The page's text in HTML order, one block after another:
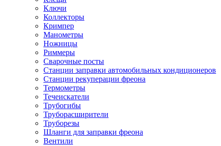
Ключи
Коллекторы
Кримпер
Манометры
Ножницы
Риммеры
Сварочные посты
Станции заправки автомобильных кондиционеров
Станции рекуперации фреона
Термометры
Течеискатели
Трубогибы
Труборасширители
Труборезы
Шланги для заправки фреона
Вентили